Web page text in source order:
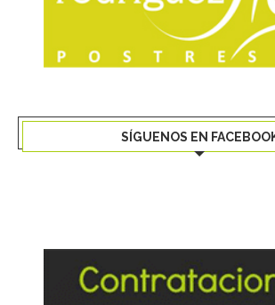
SÍGUENOS EN